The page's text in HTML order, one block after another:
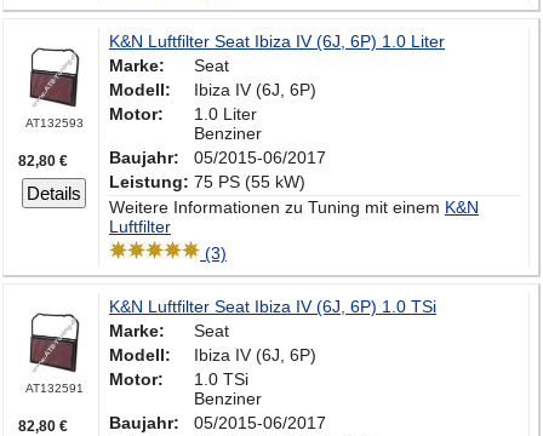
AT132593
82,80 €
Details
K&N Luftfilter Seat Ibiza IV (6J, 6P) 1.0 Liter
Marke:
Seat
Modell:
Ibiza IV (6J, 6P)
Motor:
1.0 Liter
Benziner
Baujahr:
05/2015-06/2017
Leistung: 75 PS (55 kW)
Weitere Informationen zu Tuning mit einem K&N
Luftfilter
(3)
AT132591
82,80 €
K&N Luftfilter Seat Ibiza IV (6J, 6P) 1.0 TSi
Marke:
Seat
Modell:
Ibiza IV (6J, 6P)
Motor:
1.0 TSi
Benziner
Baujahr:
05/2015-06/2017